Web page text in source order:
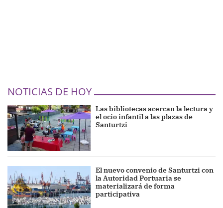
NOTICIAS DE HOY
Las bibliotecas acercan la lectura y
el ocio infantil a las plazas de
Santurtzi
El nuevo convenio de Santurtzi con
la Autoridad Portuaria se
materializará de forma
participativa